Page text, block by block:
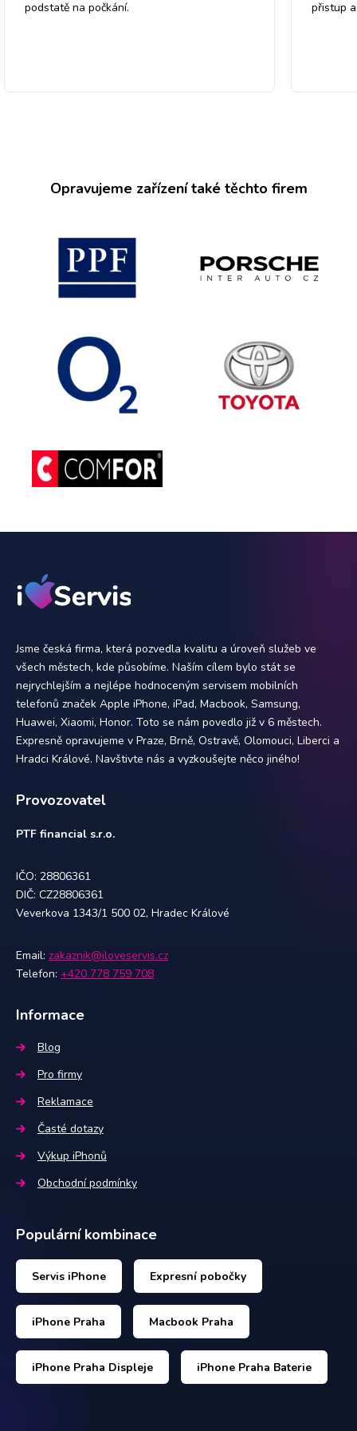
podstatě na počkání. přistup
Opravujeme zařízení také těchto firem
Jsme česká firma, která pozvedla kvalitu a úroveň služeb ve
všech městech, kde působíme. Naším cílem bylo stát se
nejrychlejším a nejlépe hodnoceným servisem mobilních
telefonů značek Apple iPhone, iPad, Macbook, Samsung,
Huawei, Xiaomi, Honor. Toto se nám povedlo již v 6 městech.
Expresně opravujeme v Praze, Brně, Ostravě, Olomouci, Liberci a
Hradci Králové. Navštivte nás a vyzkoušejte něco jiného!
Provozovatel
PTF financial s.r.o.
IČO: 28806361
DIČ: CZ28806361
Veverkova 1343/1 500 02, Hradec Králové
Email: zakaznik@iloveservis.cz
Telefon: +420 778 759 708
Informace
Blog
Pro firmy
Reklamace
Časté dotazy
Výkup iPhonů
Obchodní podmínky
Populární kombinace
Servis iPhone Expresní pobočky
iPhone Praha Macbook Praha
iPhone Praha Displeje iPhone Praha Baterie